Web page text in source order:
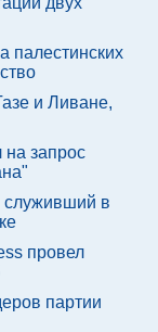
палестинских
и Ливане,
запрос
служивший в
провел
партии